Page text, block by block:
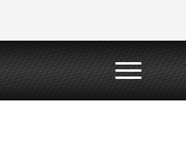
T
o
g